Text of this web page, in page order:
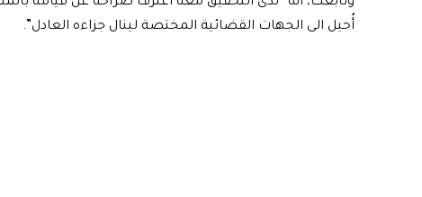
أُحيل الى الجهات القضائية المختصة لينال جزاءه العادل”.